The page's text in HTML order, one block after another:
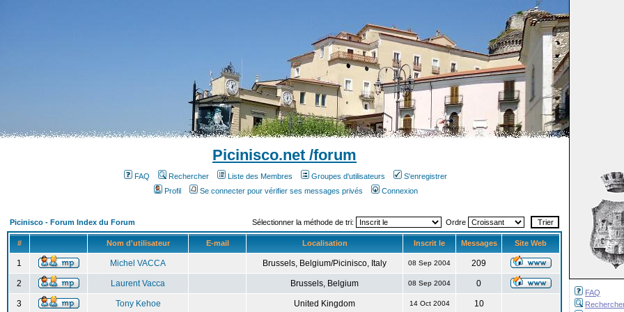
FAQ
Picinisco.net /forum
FAQ Rechercher Liste des Membres Groupes d'utilisateurs
S'enregistrer
Profil
Se connecter pour vérifier ses messages privés Connexion
Picinisco - Forum Index du Forum Sélectionner la méthode de tri: Ordre
# Nom d'utilisateur E-mail Localisation Inscrit le Messages Site Web
1 Michel VACCA Brussels, Belgium/Picinisco, Italy 08 Sep 2004 209
2 Laurent Vacca Brussels, Belgium 08 Sep 2004 0
3 Tony Kehoe United Kingdom 14 Oct 2004 10